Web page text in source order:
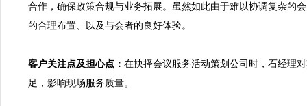
合作，确保政策合规与业务拓展。虽然如此由于难以协调复杂的
的合理布置、以及与会者的良好体验。
客户关注点及担心点： 在抉择会议服务活动策划公司时，石经理
足，影响现场服务质量。